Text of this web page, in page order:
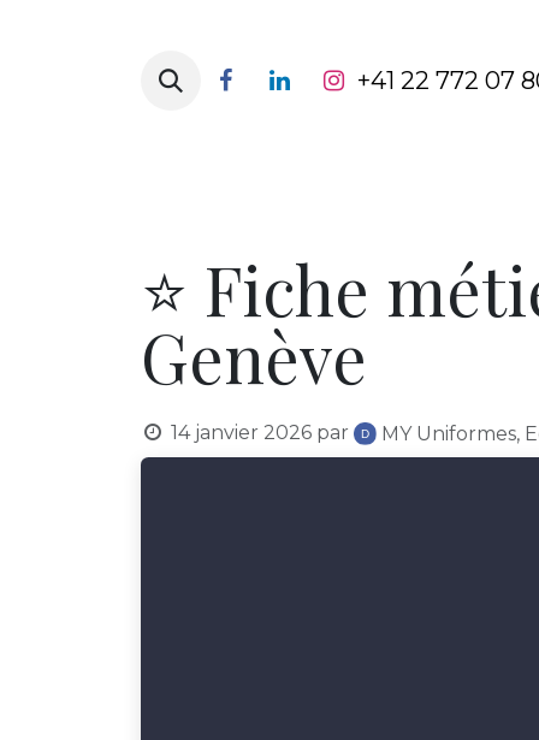
+41 22 772 07
⭐ Fiche
Genève
14 janvier 2026 par MY Uniformes,